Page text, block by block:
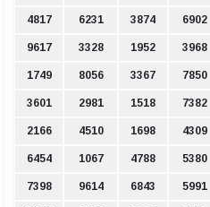
4817 6231 3874 6902
9617 3328 1952 3968
1749 8056 3367 7850
3601 2981 1518 7382
2166 4510 1698 4309
6454 1067 4788 5380
7398 9614 6843 5991